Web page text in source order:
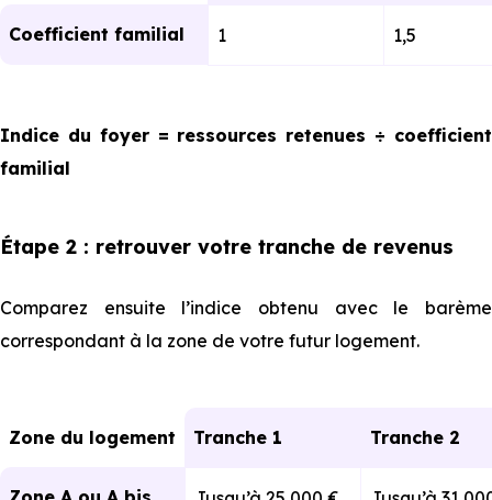
Coefficient familial 1 1,5
Indice du foyer = ressources retenues ÷ coefficient
familial
Étape 2 : retrouver votre tranche de revenus
Comparez ensuite l’indice obtenu avec le barème
correspondant à la zone de votre futur logement.
Zone du logement Tranche 1 Tranche 2